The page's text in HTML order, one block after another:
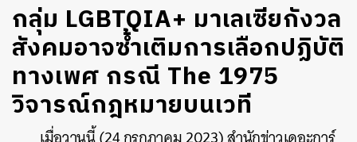
กลุ่ม LGBTQIA+ มาเลเซียกังวล
สังคมอาจซ้ำเติมการเลือกปฏิบัติ
ทางเพศ กรณี The 1975
วิจารณ์กฎหมายบนเวที